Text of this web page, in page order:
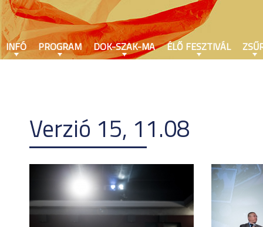
Verzió 15, 11.08
INFÓ PROGRAM DOK-SZAK-MA ÉLŐ FESZTIVÁL